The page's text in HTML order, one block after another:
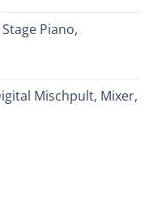
Piano,
Mischpult, Mixer,